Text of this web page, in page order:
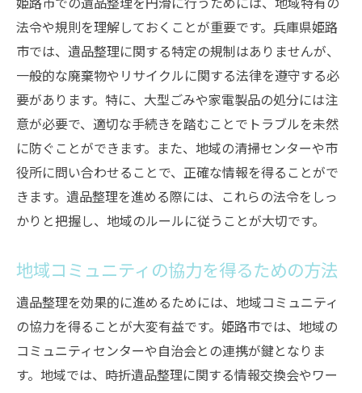
遺品整理を通じて兵庫県姫路市の思い出を次世
代へつなぐ方法
遺品を通じた地域の歴史と文化の継承
デジタル技術を活用した思い出の保存方法
家族の思い出を次世代に伝えるための工夫
遺品を通じた地域イベントやワークショッ
プへの参加
思い出を語り継ぐための家族アルバム作成
次世代に向けた遺品の新たな価値の創出
法令や規則を理解しておくことが重要です。兵庫県姫路
市では、遺品整理に関する特定の規制はありませんが、
一般的な廃棄物やリサイクルに関する法律を遵守する必
要があります。特に、大型ごみや家電製品の処分には注
意が必要で、適切な手続きを踏むことでトラブルを未然
に防ぐことができます。また、地域の清掃センターや市
役所に問い合わせることで、正確な情報を得ることがで
きます。遺品整理を進める際には、これらの法令をしっ
かりと把握し、地域のルールに従うことが大切です。
地域コミュニティの協力を得るための方法
遺品整理を効果的に進めるためには、地域コミュニティ
の協力を得ることが大変有益です。姫路市では、地域の
コミュニティセンターや自治会との連携が鍵となりま
す。地域では、時折遺品整理に関する情報交換会やワー